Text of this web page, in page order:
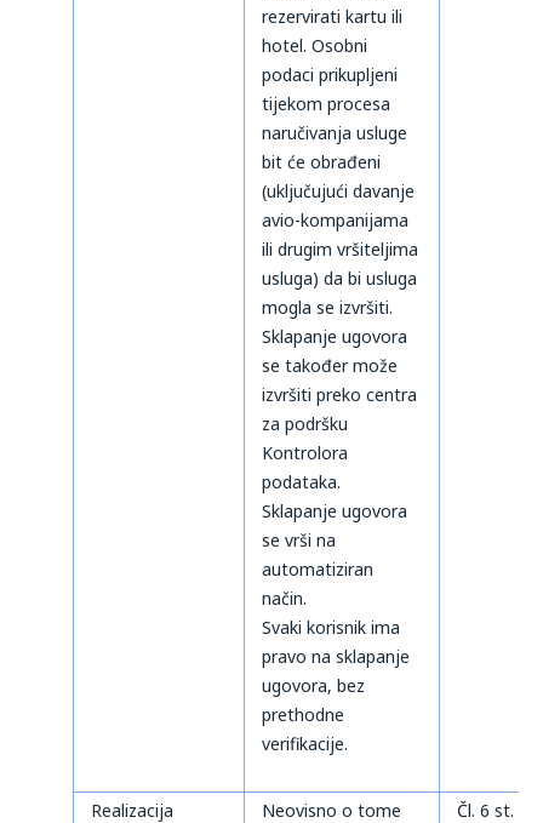
rezervirati kartu ili
hotel. Osobni
podaci prikupljeni
tijekom procesa
naručivanja usluge
bit će obrađeni
(uključujući davanje
avio-kompanijama
ili drugim vršiteljima
usluga) da bi usluga
mogla se izvršiti.
Sklapanje ugovora
se također može
izvršiti preko centra
za podršku
Kontrolora
podataka.
Sklapanje ugovora
se vrši na
automatiziran
način.
Svaki korisnik ima
pravo na sklapanje
ugovora, bez
prethodne
verifikacije.
Realizacija
Neovisno o tome
Čl. 6 st. 1